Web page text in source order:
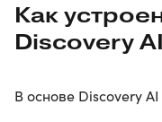
Как
Discovery AI
В основе Discovery